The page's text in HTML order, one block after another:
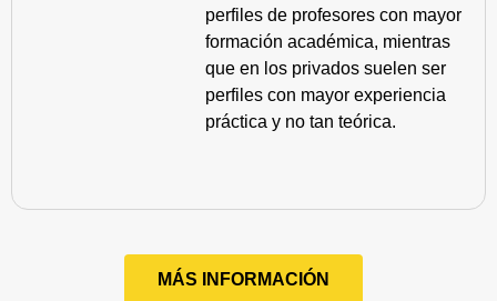
perfiles de profesores con mayor
formación académica, mientras
que en los privados suelen ser
perfiles con mayor experiencia
práctica y no tan teórica.
MÁS INFORMACIÓN